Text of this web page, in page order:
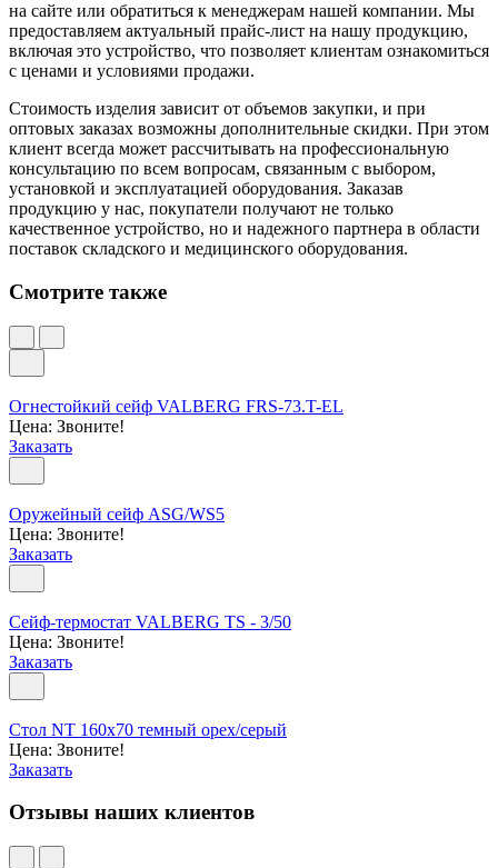
на сайте или обратиться к менеджерам нашей компании. Мы
предоставляем актуальный прайс-лист на нашу продукцию,
включая это устройство, что позволяет клиентам ознакомиться
с ценами и условиями продажи.
Стоимость изделия зависит от объемов закупки, и при
оптовых заказах возможны дополнительные скидки. При этом
клиент всегда может рассчитывать на профессиональную
консультацию по всем вопросам, связанным с выбором,
установкой и эксплуатацией оборудования. Заказав
продукцию у нас, покупатели получают не только
качественное устройство, но и надежного партнера в области
поставок складского и медицинского оборудования.
Смотрите также
Огнестойкий сейф VALBERG FRS-73.T-EL
Цена: Звоните!
Заказать
Оружейный сейф ASG/WS5
Цена: Звоните!
Заказать
Сейф-термостат VALBERG TS - 3/50
Цена: Звоните!
Заказать
Стол NT 160x70 темный орех/серый
Цена: Звоните!
Заказать
Отзывы наших клиентов